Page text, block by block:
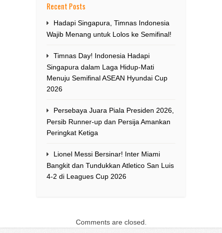
Recent Posts
Hadapi Singapura, Timnas Indonesia
Wajib Menang untuk Lolos ke Semifinal!
Timnas Day! Indonesia Hadapi
Singapura dalam Laga Hidup-Mati
Menuju Semifinal ASEAN Hyundai Cup
2026
Persebaya Juara Piala Presiden 2026,
Persib Runner-up dan Persija Amankan
Peringkat Ketiga
Lionel Messi Bersinar! Inter Miami
Bangkit dan Tundukkan Atletico San Luis
4-2 di Leagues Cup 2026
Comments are closed.